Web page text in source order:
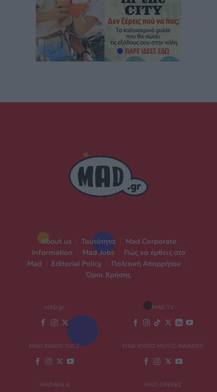
About us Ταυτότητα
Mad Corporate
Information
Mad Jobs
Πώς να έρθεις στο
Mad
Editorial Policy Πολιτική Απορρήτου
Όροι Χρήσης
MAD.gr MAD TV
MAD RADIO 106,2 MAD VIDEO MUSIC AWARDS
MADWALK MAD GREEKZ